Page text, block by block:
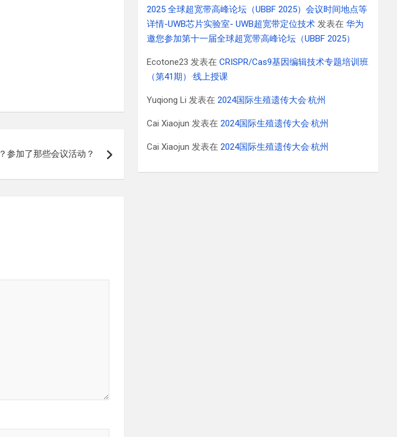
参加了那些会议活动？
2025 全球超宽带高峰论坛（UBBF 2025）会议时间地点等
详情-UWB芯片实验室- UWB超宽带定位技术 发表在华为
邀您参加第十一届全球超宽带高峰论坛（UBBF 2025）
Ecotone23 发表在CRISPR/Cas9基因编辑技术专题培训班
（第41期）·线上授课
Yuqiong Li 发表在2024国际生殖遗传大会·杭州
Cai Xiaojun 发表在2024国际生殖遗传大会·杭州
Cai Xiaojun 发表在2024国际生殖遗传大会·杭州